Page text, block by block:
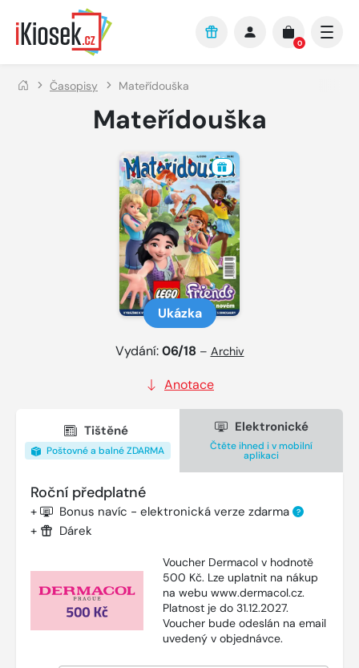
Přejít na hlavní obsah
0
Časopisy Mateřídouška
Mateřídouška
Ukázka
Vydání:06/18 – Archiv
Anotace
Tištěné
Poštovné a balné ZDARMA
Elektronické
Čtěte ihned i v mobilní
aplikaci
Roční předplatné
+ Bonus navíc - elektronická verze zdarma ?
+ Dárek
Voucher Dermacol v hodnotě
500 Kč. Lze uplatnit na nákup
na webu www.dermacol.cz.
Platnost je do 31.12.2027.
Voucher bude odeslán na email
uvedený v objednávce.